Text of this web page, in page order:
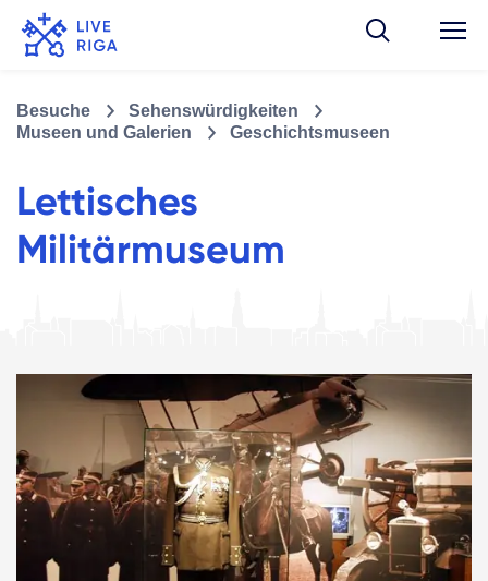
Besuche
Sehenswürdigkeiten
Museen und Galerien
Geschichtsmuseen
Lettisches
Militärmuseum